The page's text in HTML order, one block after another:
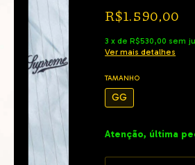
R$1.590,00
3 xdeR$530,00 sem
Ver mais detalhes
TAMANHO
GG
Atenção, última